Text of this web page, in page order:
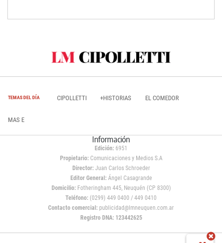
TEMAS DEL DÍA CIPOLLETTI +HISTORIAS EL COMEDOR
MAS E
Información
Edición: 6951
Propietario:Comunicaciones y Medios S.A
Director: Juan Carlos Schroeder
Editor General:Ángel Casagrande
Domicilio:Fotheringham 445, Neuquén (CP 8300)
Teléfono: (0299) 449 0400 / 449 0410
Contacto comercial: publicidad@lmneuquen.com.ar
Registro DNA: 123442625